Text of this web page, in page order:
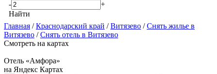
-
+
Найти
Главная /Краснодарский край /Витязево /Снять жилье в
Витязево /Снять отель в Витязево
Смотреть на картах
Отель «Амфора»
на Яндекс Картах